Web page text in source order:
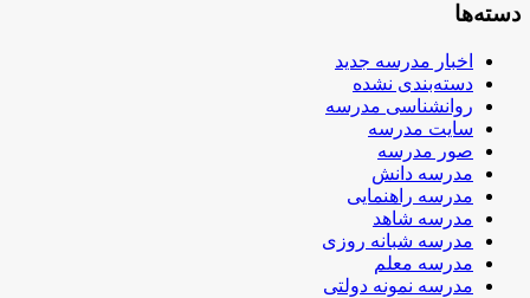
دسته‌ها
اخبار مدرسه جدید
دسته‌بندی نشده
روانشناسی مدرسه
سایت مدرسه
صور مدرسه
مدرسه دانش
مدرسه راهنمایی
مدرسه شاهد
مدرسه شبانه روزی
مدرسه معلم
مدرسه نمونه دولتی